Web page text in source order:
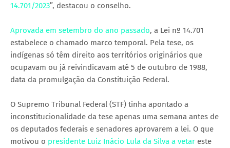
14.701/2023”, destacou o conselho.
Aprovada em setembro do ano passado, a Lei nº 14.701
estabelece o chamado marco temporal. Pela tese, os
indígenas só têm direito aos territórios originários que
ocupavam ou já reivindicavam até 5 de outubro de 1988,
data da promulgação da Constituição Federal.
O Supremo Tribunal Federal (STF) tinha apontado a
inconstitucionalidade da tese apenas uma semana antes de
os deputados federais e senadores aprovarem a lei. O que
motivou o presidente Luiz Inácio Lula da Silva a vetar este